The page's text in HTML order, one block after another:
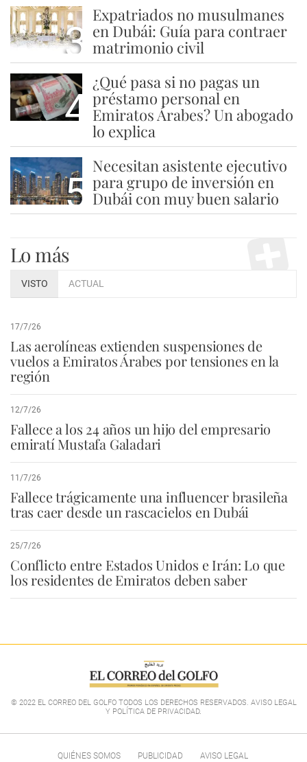
3
Expatriados no musulmanes
en Dubái: Guía para contraer
matrimonio civil
4
¿Qué pasa si no pagas un
préstamo personal en
Emiratos Árabes? Un abogado
lo explica
5
Necesitan asistente ejecutivo
para grupo de inversión en
Dubái con muy buen salario
Lo más
VISTO ACTUAL
17/7/26
Las aerolíneas extienden suspensiones de
vuelos a Emiratos Árabes por tensiones en la
región
12/7/26
Fallece a los 24 años un hijo del empresario
emiratí Mustafa Galadari
11/7/26
Fallece trágicamente una influencer brasileña
tras caer desde un rascacielos en Dubái
25/7/26
Conflicto entre Estados Unidos e Irán: Lo que
los residentes de Emiratos deben saber
© 2022 EL CORREO DEL GOLFO TODOS LOS DERECHOS RESERVADOS. AVISO LEGAL
Y POLÍTICA DE PRIVACIDAD.
QUIÉNES SOMOS PUBLICIDAD AVISO LEGAL